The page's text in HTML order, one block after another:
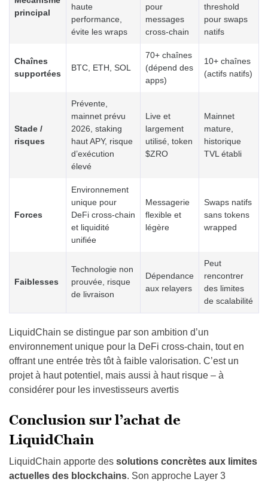
principal
haute
performance,
évite les wraps
pour
messages
cross-chain
threshold
pour swaps
natifs
Chaînes
supportées
BTC, ETH, SOL
70+ chaînes
(dépend des
apps)
10+ chaînes
(actifs natifs)
Stade /
risques
Prévente,
mainnet prévu
2026, staking
haut APY, risque
d’exécution
élevé
Live et
largement
utilisé, token
$ZRO
Mainnet
mature,
historique
TVL établi
Forces
Environnement
unique pour
DeFi cross-chain
et liquidité
unifiée
Messagerie
flexible et
légère
Swaps natifs
sans tokens
wrapped
Faiblesses
Technologie non
prouvée, risque
de livraison
Dépendance
aux relayers
Peut
rencontrer
des limites
de scalabilité
LiquidChain se distingue par son ambition d’un
environnement unique pour la DeFi cross-chain, tout en
offrant une entrée très tôt à faible valorisation. C’est un
projet à haut potentiel, mais aussi à haut risque – à
considérer pour les investisseurs avertis
Conclusion sur l’achat de
LiquidChain
LiquidChain apporte des solutions concrètes aux limites
actuelles des blockchains. Son approche Layer 3